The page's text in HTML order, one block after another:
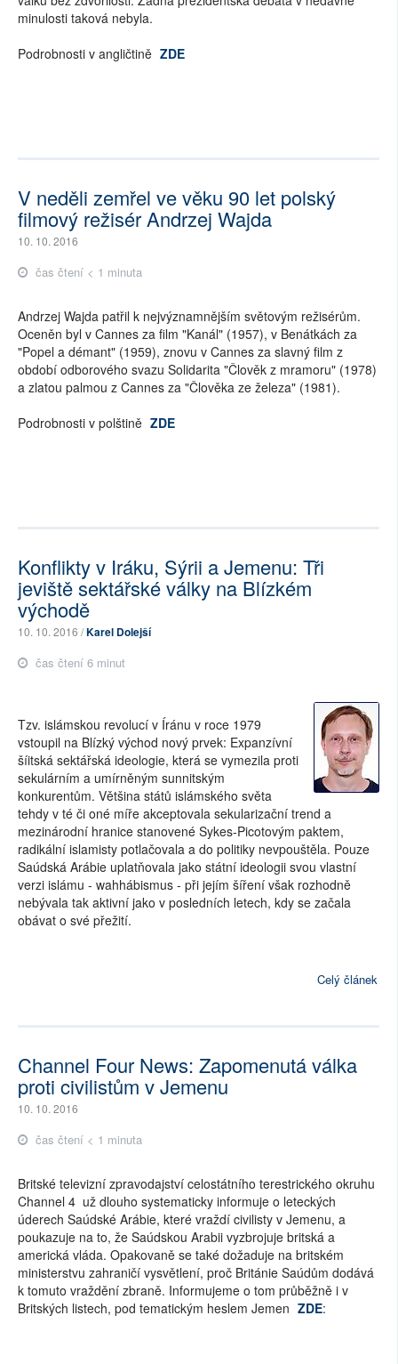
minulosti taková nebyla.
Podrobnosti v angličtině ZDE
V neděli zemřel ve věku 90 let polský
filmový režisér Andrzej Wajda
10. 10. 2016
čas čtení < 1 minuta
Andrzej Wajda patřil k nejvýznamnějším světovým režisérům.
Oceněn byl v Cannes za film "Kanál" (1957), v Benátkách za
"Popel a démant" (1959), znovu v Cannes za slavný film z
období odborového svazu Solidarita "Člověk z mramoru" (1978)
a zlatou palmou z Cannes za "Člověka ze železa" (1981).
Podrobnosti v polštině ZDE
Konflikty v Iráku, Sýrii a Jemenu: Tři
jeviště sektářské války na Blízkém
východě
10. 10. 2016 /Karel Dolejší
čas čtení 6 minut
Tzv. islámskou revolucí v Íránu v roce 1979
vstoupil na Blízký východ nový prvek: Expanzívní
šíitská sektářská ideologie, která se vymezila proti
sekulárním a umírněným sunnitským
konkurentům. Většina států islámského světa
tehdy v té či oné míře akceptovala sekularizační trend a
mezinárodní hranice stanovené Sykes-Picotovým paktem,
radikální islamisty potlačovala a do politiky nevpouštěla. Pouze
Saúdská Arábie uplatňovala jako státní ideologii svou vlastní
verzi islámu - wahhábismus - při jejím šíření však rozhodně
nebývala tak aktivní jako v posledních letech, kdy se začala
obávat o své přežití.
Celý článek
Channel Four News: Zapomenutá válka
proti civilistům v Jemenu
10. 10. 2016
čas čtení < 1 minuta
Britské televizní zpravodajství celostátního terestrického okruhu
Channel 4 už dlouho systematicky informuje o leteckých
úderech Saúdské Arábie, které vraždí civilisty v Jemenu, a
poukazuje na to, že Saúdskou Arabii vyzbrojuje britská a
americká vláda. Opakovaně se také dožaduje na britském
ministerstvu zahraničí vysvětlení, proč Británie Saúdům dodává
k tomuto vraždění zbraně. Informujeme o tom průběžně i v
Britských listech, pod tematickým heslem Jemen ZDE: